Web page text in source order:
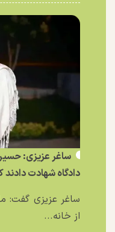
ساغر عزیزی:
دادگاه شهادت دادند
ساغر عزیزی گفت:
از خانه...